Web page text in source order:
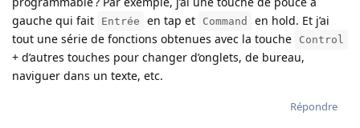
gauche qui fait
Entrée en tap et Command
en hold. Et j’ai
tout une série de fonctions obtenues avec la touche
Control
+ d’autres touches pour changer d’onglets, de bureau,
naviguer dans un texte, etc.
Répondre